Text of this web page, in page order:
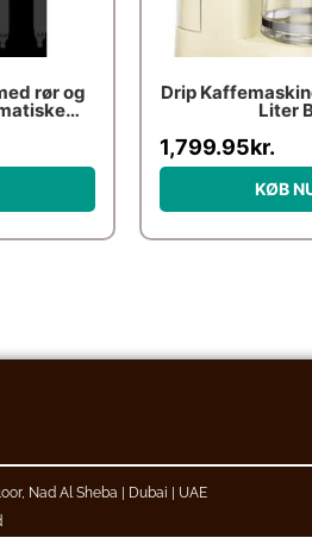
rør og Drip
Liter
1,799.95kr.
KØB
Nad Al Sheba | Dubai | UAE